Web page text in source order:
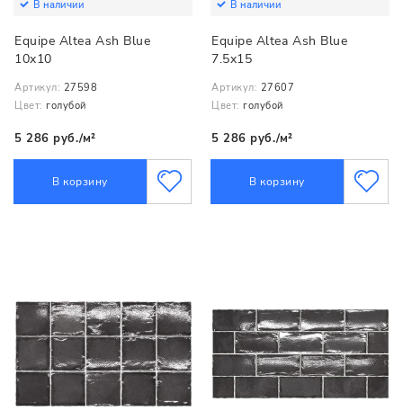
В наличии
Equipe Altea Ash Blue
10x10
Артикул: 27598
Цвет: голубой
5 286 руб./м²
В корзину
В наличии
Equipe Altea Ash Blue
7.5x15
Артикул: 27607
Цвет: голубой
5 286 руб./м²
В корзину